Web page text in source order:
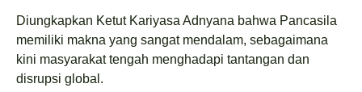
Diungkapkan Ketut Kariyasa Adnyana bahwa Pancasila
memiliki makna yang sangat mendalam, sebagaimana
kini masyarakat tengah menghadapi tantangan dan
disrupsi global.